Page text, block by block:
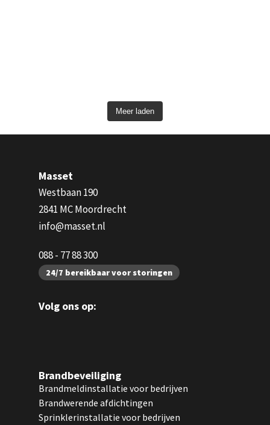
Meer laden
Masset
Westbaan 190
2841 MC Moordrecht
info@masset.nl
088 - 77 88 300
24/7 bereikbaar voor storingen
Volg ons op:
Brandbeveiliging
Brandmeldinstallatie voor bedrijven
Brandwerende afdichtingen
Sprinklerinstallatie voor bedrijven